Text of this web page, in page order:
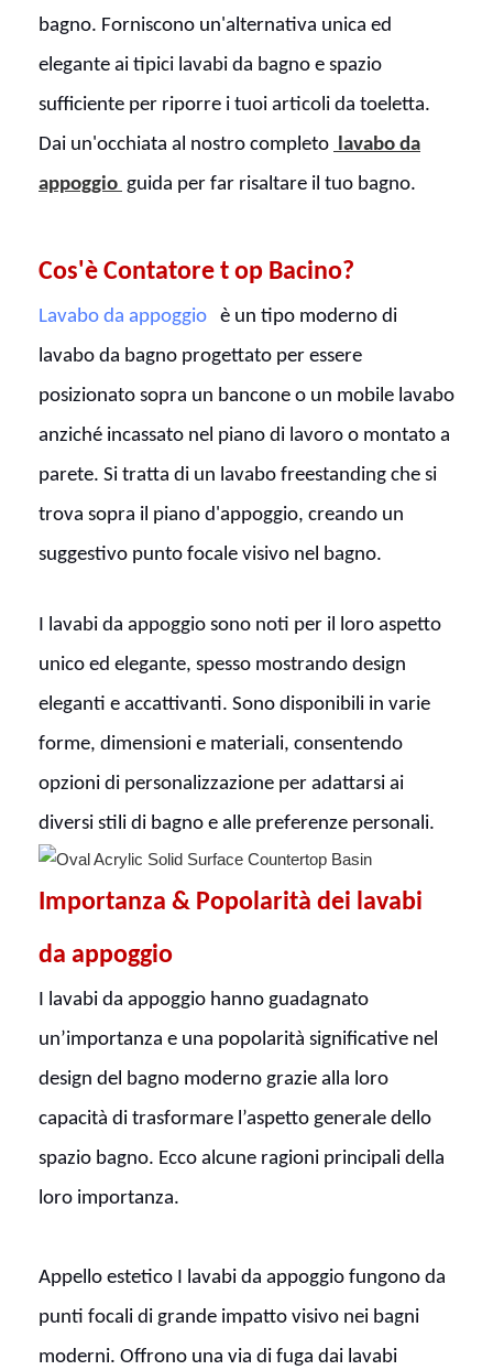
bagno. Forniscono un'alternativa unica ed
elegante ai tipici lavabi da bagno e spazio
sufficiente per riporre i tuoi articoli da toeletta.
Dai un'occhiata al nostro completo lavabo da
appoggio guida per far risaltare il tuo bagno.
Cos'è Contatore t op Bacino?
Lavabo da appoggio
è un tipo moderno di
lavabo da bagno progettato per essere
posizionato sopra un bancone o un mobile lavabo
anziché incassato nel piano di lavoro o montato a
parete. Si tratta di un lavabo freestanding che si
trova sopra il piano d'appoggio, creando un
suggestivo punto focale visivo nel bagno.
I lavabi da appoggio sono noti per il loro aspetto
unico ed elegante, spesso mostrando design
eleganti e accattivanti. Sono disponibili in varie
forme, dimensioni e materiali, consentendo
opzioni di personalizzazione per adattarsi ai
diversi stili di bagno e alle preferenze personali.
Importanza & Popolarità dei lavabi
da appoggio
I lavabi da appoggio hanno guadagnato
un’importanza e una popolarità significative nel
design del bagno moderno grazie alla loro
capacità di trasformare l’aspetto generale dello
spazio bagno. Ecco alcune ragioni principali della
loro importanza.
Appello estetico I lavabi da appoggio fungono da
punti focali di grande impatto visivo nei bagni
moderni. Offrono una via di fuga dai lavabi